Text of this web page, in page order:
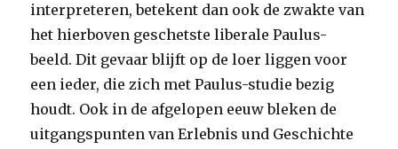
interpreteren, betekent dan ook de zwakte van
het hierboven geschetste liberale Paulus-
beeld. Dit gevaar blijft op de loer liggen voor
een ieder, die zich met Paulus-studie bezig
houdt. Ook in de afgelopen eeuw bleken de
uitgangspunten van Erlebnis und Geschichte